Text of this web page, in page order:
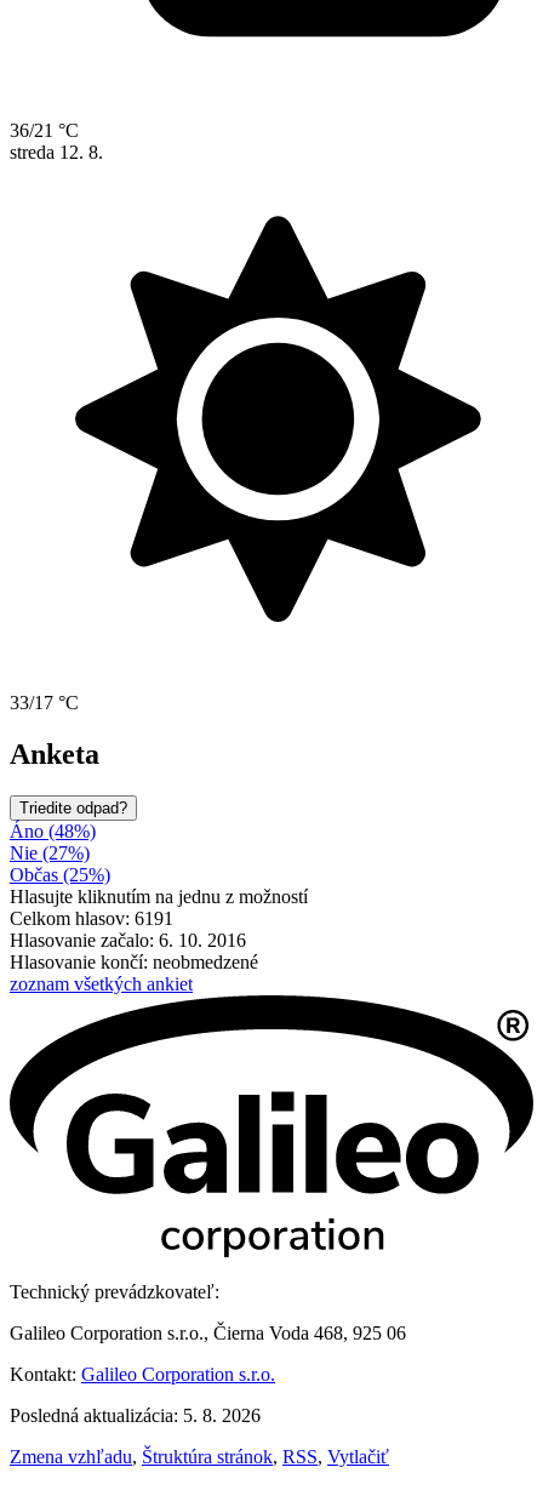
36/21 °C
streda 12. 8.
33/17 °C
Anketa
Triedite odpad?
Áno (48%)
Nie (27%)
Občas (25%)
Hlasujte kliknutím na jednu z možností
Celkom hlasov: 6191
Hlasovanie začalo: 6. 10. 2016
Hlasovanie končí: neobmedzené
zoznam všetkých ankiet
Technický prevádzkovateľ:
Galileo Corporation s.r.o., Čierna Voda 468, 925 06
Kontakt: Galileo Corporation s.r.o.
Posledná aktualizácia: 5. 8. 2026
Zmena vzhľadu, Štruktúra stránok, RSS, Vytlačiť